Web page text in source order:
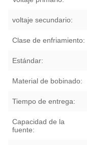
voltaje secundario:
Clase de enfriamiento:
Estándar:
Material de bobinado:
Tiempo de entrega:
Capacidad de la
fuente: